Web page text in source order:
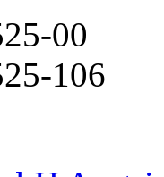
00
106